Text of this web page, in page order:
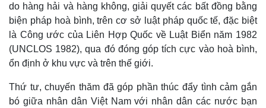
do hàng hải và hàng không, giải quyết các bất đồng bằng
biện pháp hoà bình, trên cơ sở luật pháp quốc tế, đặc biệt
là Công ước của Liên Hợp Quốc về Luật Biển năm 1982
(UNCLOS 1982), qua đó đóng góp tích cực vào hoà bình,
ổn định ở khu vực và trên thế giới.
Thứ tư, chuyến thăm đã góp phần thúc đẩy tình cảm gắn
bó giữa nhân dân Việt Nam với nhân dân các nước bạn